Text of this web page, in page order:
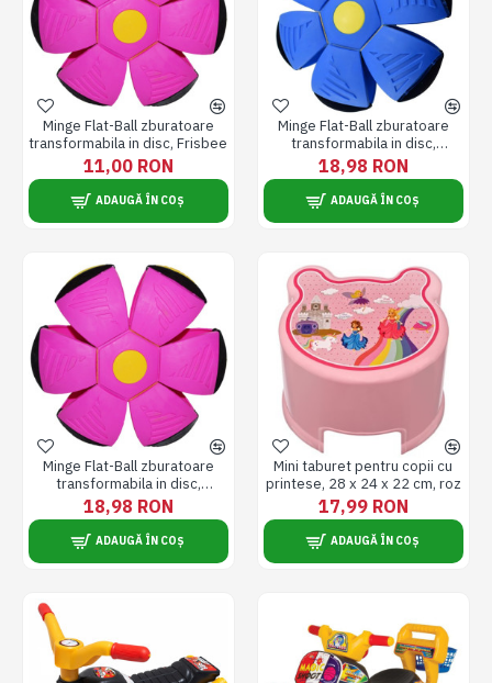
Minge Flat-Ball zburatoare
transformabila in disc, Frisbee
11,00 RON
ADAUGĂ ÎN COȘ
Minge Flat-Ball zburatoare
transformabila in disc,
Frisbee, cu lumina RGB,
Albastra
18,98 RON
ADAUGĂ ÎN COȘ
Minge Flat-Ball zburatoare
transformabila in disc,
Frisbee, cu lumina RGB, Roz
18,98 RON
ADAUGĂ ÎN COȘ
Mini taburet pentru copii cu
printese, 28 x 24 x 22 cm, roz
17,99 RON
ADAUGĂ ÎN COȘ